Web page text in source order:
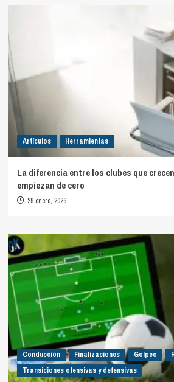
Artículos Herramientas
La diferencia entre los clubes que
empiezan de cero
29 enero, 2026
Conducción Finalizaciones Golpeo
Transiciones ofensivas y defensivas